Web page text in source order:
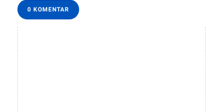
0 KOMENTAR